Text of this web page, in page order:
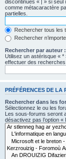
discontinues « | » si seul
comme métacaractère
partielles.
Rechercher tous les
Rechercher
Rechercher par auteur :
Utilisez un astérisque «
effectuer des recherches
PRÉFÉRENCES DE LA
Rechercher dans les
Sélectionnez le ou les
Les sous-forums seront
désactivez pas l’option